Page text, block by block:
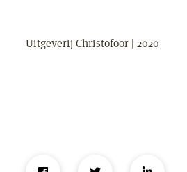
Uitgeverij Christofoor | 2020